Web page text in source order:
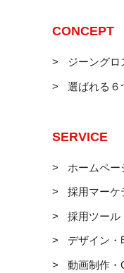
CONCEPT
ジーングロ
選ばれる６
SERVICE
ホームペー
採用マーケ
採用ツール
デザイン・
動画制作・